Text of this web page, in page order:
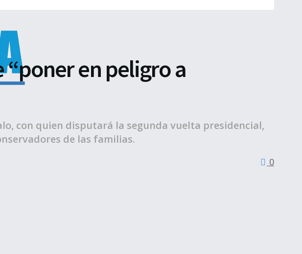
“poner en peligro a
con quien disputará la segunda vuelta presidencial,
de las familias.
0